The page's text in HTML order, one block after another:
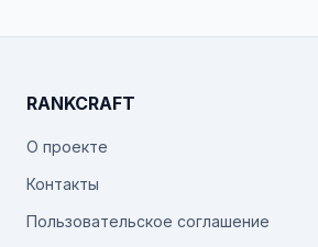
RANKCRAFT
О проекте
Контакты
Пользовательское соглашение